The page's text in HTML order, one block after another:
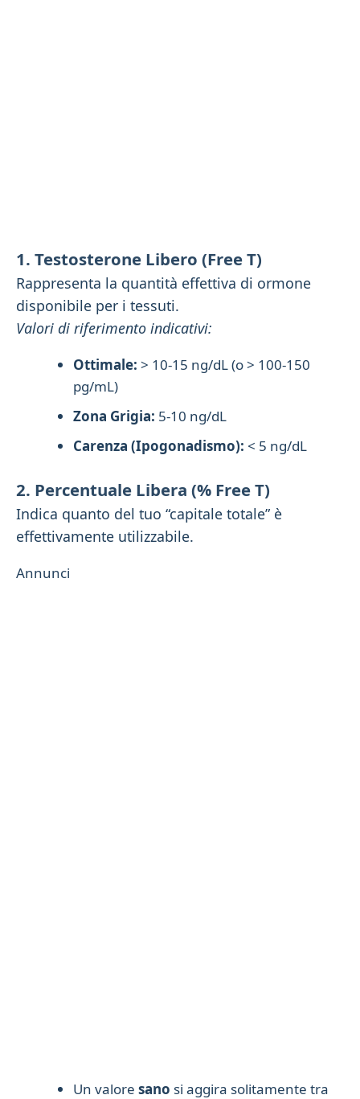
1. Testosterone Libero (Free T)
Rappresenta la quantità effettiva di ormone
disponibile per i tessuti.
Valori di riferimento indicativi:
Ottimale: > 10-15 ng/dL (o > 100-150
pg/mL)
Zona Grigia: 5-10 ng/dL
Carenza (Ipogonadismo): < 5 ng/dL
2. Percentuale Libera (% Free T)
Indica quanto del tuo “capitale totale” è
effettivamente utilizzabile.
Annunci
Un valore sano si aggira solitamente tra